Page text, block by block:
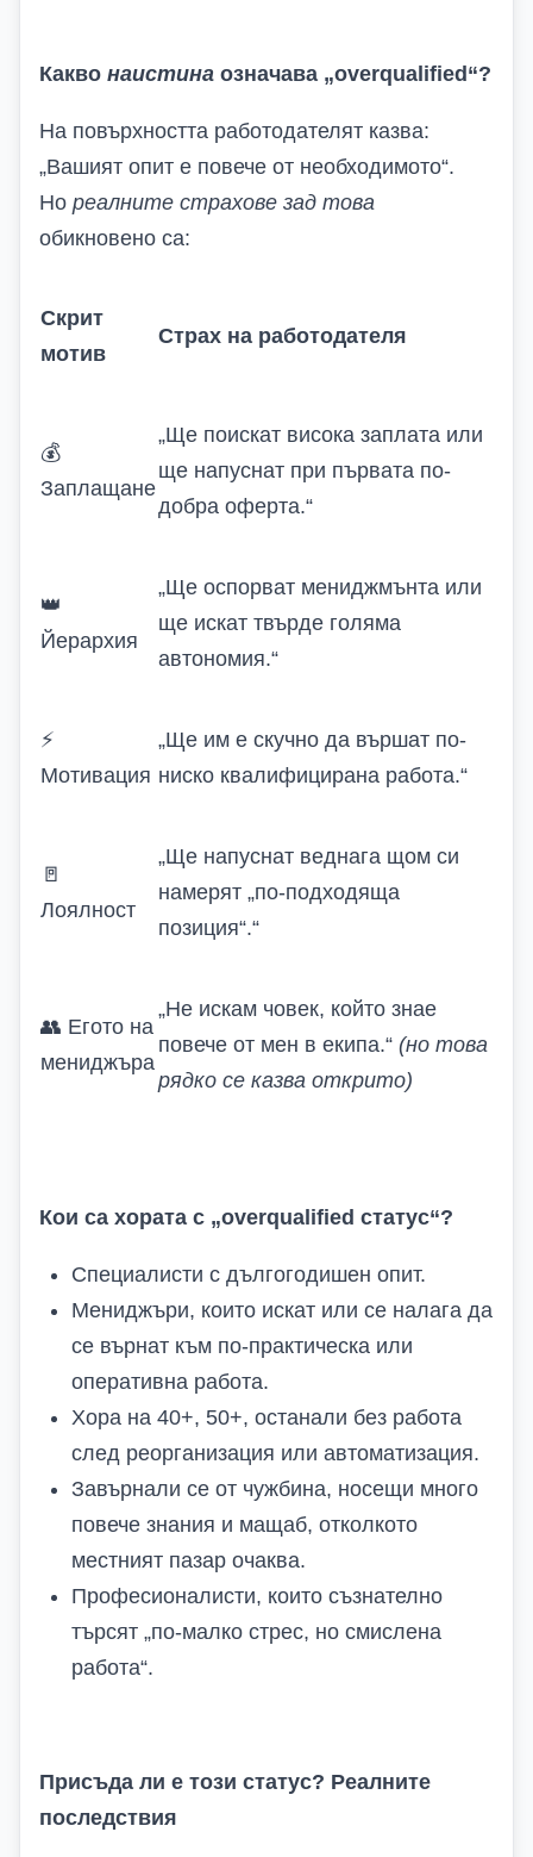
Какво наистина означава „overqualified“?
На повърхността работодателят казва:
„Вашият опит е повече от необходимото“.
Но реалните страхове зад това
обикновено са:
Скрит
мотив
Страх на работодателя
💰
Заплащане
„Ще поискат висока заплата или
ще напуснат при първата по-
добра оферта.“
👑
Йерархия
„Ще оспорват мениджмънта или
ще искат твърде голяма
автономия.“
⚡
Мотивация
„Ще им е скучно да вършат по-
ниско квалифицирана работа.“
🚪
Лоялност
„Ще напуснат веднага щом си
намерят „по-подходяща
позиция“.“
👥 Егото на
мениджъра
„Не искам човек, който знае
повече от мен в екипа.“ (но това
рядко се казва открито)
Кои са хората с „overqualified статус“?
Специалисти с дългогодишен опит.
Мениджъри, които искат или се налага да
се върнат към по-практическа или
оперативна работа.
Хора на 40+, 50+, останали без работа
след реорганизация или автоматизация.
Завърнали се от чужбина, носещи много
повече знания и мащаб, отколкото
местният пазар очаква.
Професионалисти, които съзнателно
търсят „по-малко стрес, но смислена
работа“.
Присъда ли е този статус? Реалните
последствия